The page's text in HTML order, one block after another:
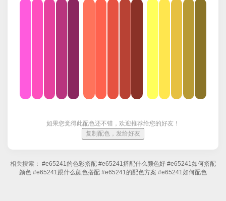
如果您觉得此配色还不错，欢迎推荐给您的好友！
复制配色，发给好友
相关搜索： #e65241的色彩搭配 #e65241搭配什么颜色好 #e65241如何搭配
颜色 #e65241跟什么颜色搭配 #e65241的配色方案 #e65241如何配色